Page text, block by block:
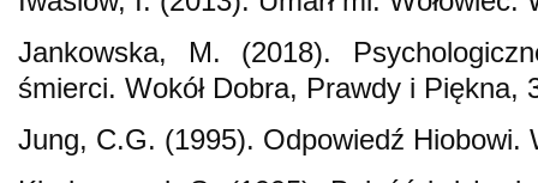
Jankowska, M. (2018).
śmierci. Wokół Dobra, Prawdy i Piękna,
Jung, C.G. (1995). Odpowiedź Hiobowi.